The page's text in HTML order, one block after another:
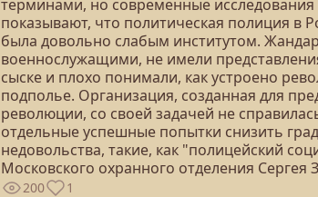
терминами, но современные исследования
показывают, что политическая полиция в
была довольно слабым институтом.
военнослужащими, не имели
сыске и плохо понимали, как устроено
подполье. Организация, созданная для
революции, со своей задачей не
отдельные успешные попытки снизить
недовольства, такие, как "полицейский
Московского охранного отделения Сергея
200 1